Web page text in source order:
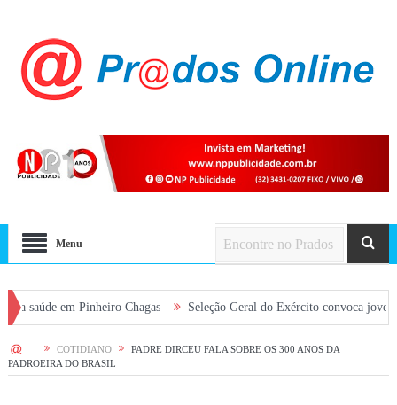
Menu
Pinheiro Chagas Seleção Geral do Exército convoca jovens alistados
HOME COTIDIANO
PADRE DIRCEU FALA SOBRE OS 300 ANOS DA
PADROEIRA DO BRASIL